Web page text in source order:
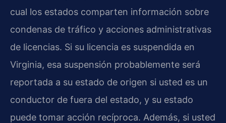
cual los estados comparten información sobre
condenas de tráfico y acciones administrativas
de licencias. Si su licencia es suspendida en
Virginia, esa suspensión probablemente será
reportada a su estado de origen si usted es un
conductor de fuera del estado, y su estado
puede tomar acción recíproca. Además, si usted